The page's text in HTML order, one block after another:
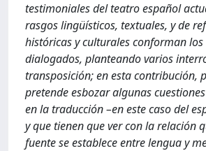
testimoniales del teatro español
rasgos lingüísticos, textuales, y de
históricas y culturales conforman
dialogados, planteando varios
transposición; en esta contribución,
pretende esbozar algunas
en la traducción –en este caso del
y que tienen que ver con la relación
fuente se establece entre lengua y